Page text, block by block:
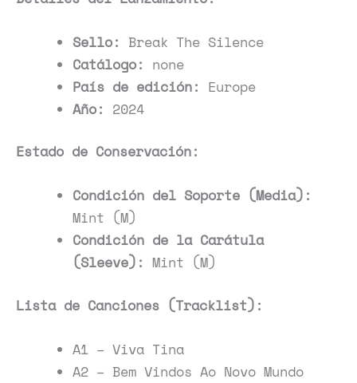
Sello: Break The Silence
Catálogo: none
País de edición: Europe
Año: 2024
Estado de Conservación:
Condición del Soporte (Media):
Mint (M)
Condición de la Carátula
(Sleeve): Mint (M)
Lista de Canciones (Tracklist):
A1 – Viva Tina
A2 – Bem Vindos Ao Novo Mundo